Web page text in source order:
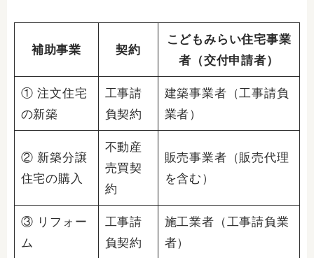
補助事業 契約
こどもみらい住宅事業
者（交付申請者）
① 注文住宅
の新築
工事請
負契約
建築事業者（工事請負
業者）
② 新築分譲
住宅の購入
不動産
売買契
約
販売事業者（販売代理
を含む）
③ リフォー
ム
工事請
負契約
施工業者（工事請負業
者）